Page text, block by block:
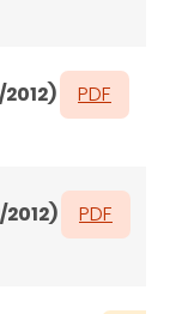
2012) PDF
2012) PDF